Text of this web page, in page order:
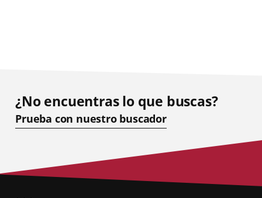
¿No encuentras lo que buscas?
Prueba con nuestro buscador